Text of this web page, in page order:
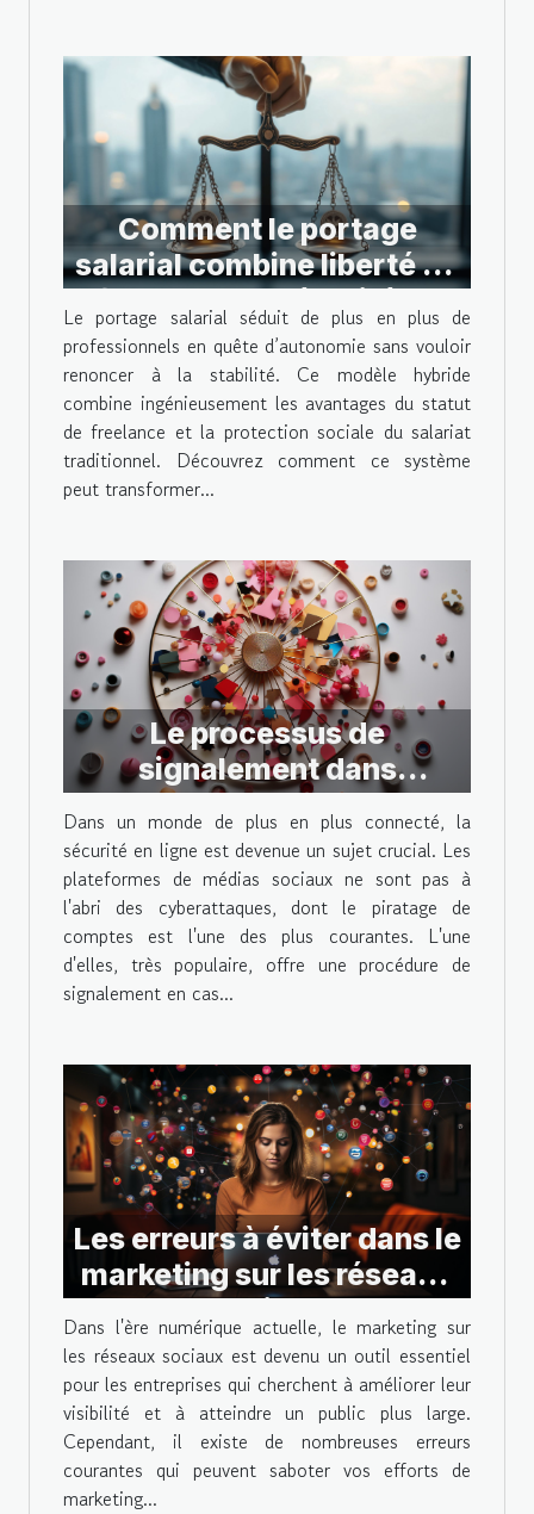
Comment le portage
salarial combine liberté de
freelance et sécurité du
salariat
Le portage salarial séduit de plus en plus de
professionnels en quête d’autonomie sans vouloir
renoncer à la stabilité. Ce modèle hybride
combine ingénieusement les avantages du statut
de freelance et la protection sociale du salariat
traditionnel. Découvrez comment ce système
peut transformer...
Le processus de
signalement dans
Instagram en cas de
piratage
Dans un monde de plus en plus connecté, la
sécurité en ligne est devenue un sujet crucial. Les
plateformes de médias sociaux ne sont pas à
l'abri des cyberattaques, dont le piratage de
comptes est l'une des plus courantes. L'une
d'elles, très populaire, offre une procédure de
signalement en cas...
Les erreurs à éviter dans le
marketing sur les réseaux
sociaux
Dans l'ère numérique actuelle, le marketing sur
les réseaux sociaux est devenu un outil essentiel
pour les entreprises qui cherchent à améliorer leur
visibilité et à atteindre un public plus large.
Cependant, il existe de nombreuses erreurs
courantes qui peuvent saboter vos efforts de
marketing...